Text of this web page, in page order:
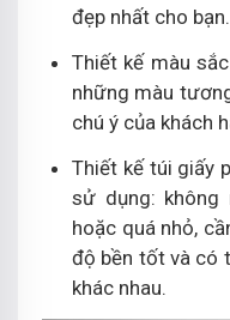
đẹp nhất cho bạn.
Thiết kế màu
những màu
chú ý của khách
Thiết kế túi giấy
sử dụng: không
hoặc quá nhỏ,
độ bền tốt và có
khác nhau.